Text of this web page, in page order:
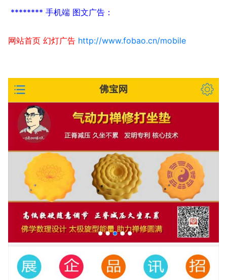
******** 手机端 图文广告：
网站首页 幻灯广告 http://www.fobao.cn/mobile